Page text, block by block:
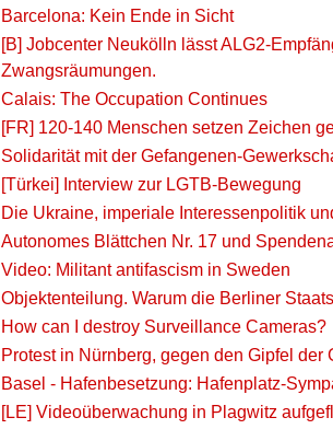
Barcelona: Kein Ende in Sicht
[B] Jobcenter Neukölln lässt ALG2-
Zwangsräumungen.
Calais: The Occupation Continues
[FR] 120-140 Menschen setzen Zeichen
Solidarität mit der Gefangenen-­
[Türkei] Interview zur LGTB-Bewegung
Die Ukraine, imperiale Interessenpolitik
Autonomes Blättchen Nr. 17 und
Video: Militant antifascism in Sweden
Objektenteilung. Warum die Berliner
How can I destroy Surveillance Cameras?
Protest in Nürnberg, gegen den Gipfel der
Basel - Hafenbesetzung: Hafenplatz-
[LE] Videoüberwachung in Plagwitz